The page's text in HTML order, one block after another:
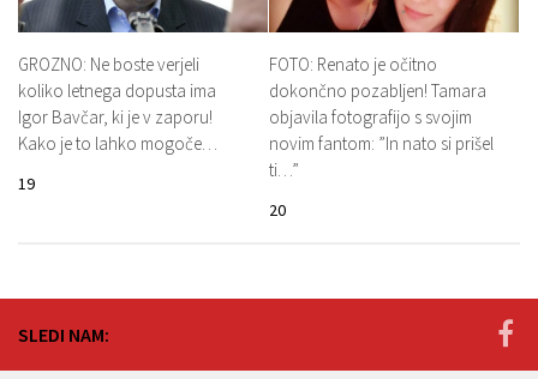
GROZNO: Ne boste verjeli
koliko letnega dopusta ima
Igor Bavčar, ki je v zaporu!
Kako je to lahko mogoče…
19
FOTO: Renato je očitno
dokončno pozabljen! Tamara
objavila fotografijo s svojim
novim fantom: ”In nato si prišel
ti…”
20
SLEDI NAM: